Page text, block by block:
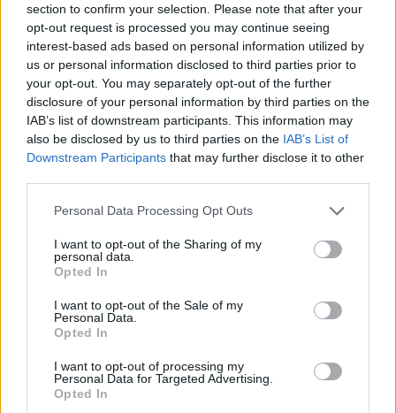
section to confirm your selection. Please note that after your
opt-out request is processed you may continue seeing
interest-based ads based on personal information utilized by
us or personal information disclosed to third parties prior to
your opt-out. You may separately opt-out of the further
disclosure of your personal information by third parties on the
IAB’s list of downstream participants. This information may
also be disclosed by us to third parties on the IAB’s List of
Downstream Participants that may further disclose it to other
Personal Data Processing Opt Outs
I want to opt-out of the Sharing of my
personal data.
Opted In
I want to opt-out of the Sale of my
Personal Data.
Opted In
I want to opt-out of processing my
Personal Data for Targeted Advertising.
Opted In
Sheryl Sandberg, a Facebook (Meta) korábbi
operatív igazgatója, aki az egyik legnagyobb
hatású női felsővezető volt a világon, nyilvános
előadásaiban sokszor ajánlotta ezt. Ahogy
mondta „a karrierrel kapcsolatos legfontosabb
döntés, amit egy nő meghoz, hogy kivel
házasodik”. Amihez időnként hozzátette: „Ha
Rise of Women).
Azt hiszem, ezt nem nagyon kell magyarázni.
Létezhet-e olyan vállalható társadalmi cél,
legyenek leszbikusok, vagy akaratuk ellenére
maradjanak gyerektelenek. Mert ez már egészen
súlyos áldozatokat követelnek a nőktől, azért,
hogy egy ideológia cél teljesüljön.